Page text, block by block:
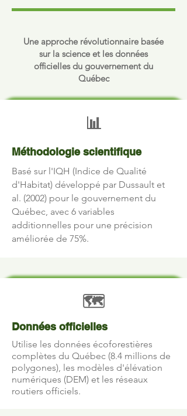
Une approche révolutionnaire basée
sur la science et les données
officielles du gouvernement du
Québec
📊
Méthodologie scientifique
Basé sur l'IQH (Indice de Qualité
d'Habitat) développé par Dussault et
al. (2002) pour le gouvernement du
Québec, avec 6 variables
additionnelles pour une précision
améliorée de 75%.
🗺️
Données officielles
Utilise les données écoforestières
complètes du Québec (8.4 millions de
polygones), les modèles d'élévation
numériques (DEM) et les réseaux
routiers officiels.